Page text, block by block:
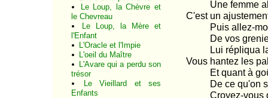
Le Loup, la Chèvre et
le Chevreau
Le Loup, la Mère et
l'Enfant
L'Oracle et l'Impie
L'oeil du Maître
L'Avare qui a perdu son
trésor
Le Vieillard et ses
Enfants
Une femme
C'est un
Puis allez-moi
De vos
Lui répliqua la
Vous hantez les
Et quant à
De ce qu'on
Croyez-vous